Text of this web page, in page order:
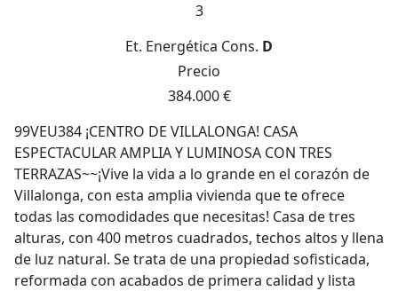
3
Et. Energética Cons. D
Precio
384.000 €
99VEU384 ¡CENTRO DE VILLALONGA! CASA
ESPECTACULAR AMPLIA Y LUMINOSA CON TRES
TERRAZAS~~¡Vive la vida a lo grande en el corazón de
Villalonga, con esta amplia vivienda que te ofrece
todas las comodidades que necesitas! Casa de tres
alturas, con 400 metros cuadrados, techos altos y llena
de luz natural. Se trata de una propiedad sofisticada,
reformada con acabados de primera calidad y lista